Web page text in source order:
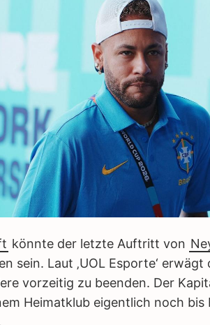
könnte der letzte Auftritt von
sein. Laut ‚UOL Esporte‘
vorzeitig zu beenden. Der
Heimatklub eigentlich noch bis